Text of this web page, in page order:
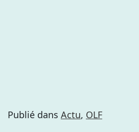
Publié dans Actu, OLF